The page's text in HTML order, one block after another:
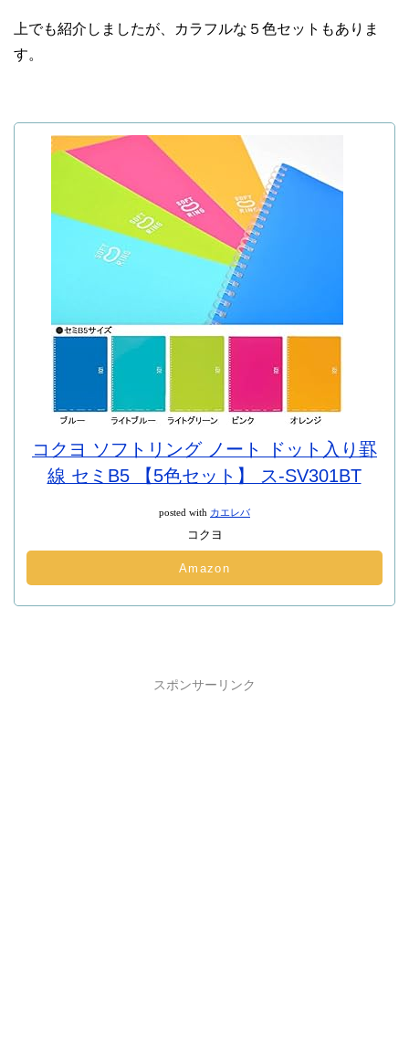
上でも紹介しましたが、カラフルな５色セットもありま
す。
コクヨ ソフトリング ノート ドット入り罫
線 セミB5 【5色セット】 ス-SV301BT
posted with カエレバ
コクヨ
Amazon
スポンサーリンク